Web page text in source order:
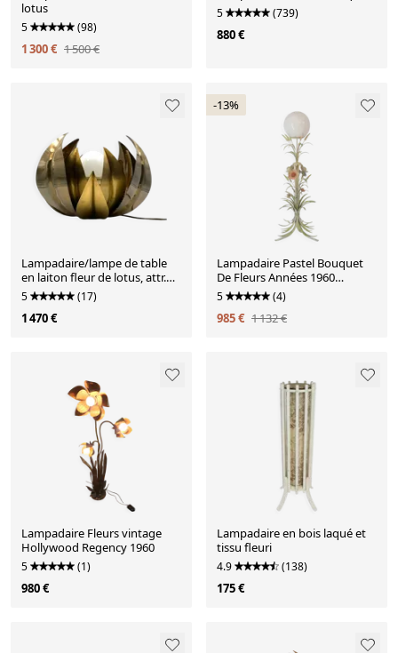
lotus
5 (98)
1 300 € 1 500 €
5 (739)
880 €
Lampadaire/lampe de table
en laiton fleur de lotus, attr.
Bottega Gadda, Italie, 1970
5 (17)
1 470 €
-13%
Lampadaire Pastel Bouquet
De Fleurs Années 1960
Vintage Italien Gerbe De Blé
Midcentury
5 (4)
985 € 1 132 €
Lampadaire Fleurs vintage
Hollywood Regency 1960
5 (1)
980 €
Lampadaire en bois laqué et
tissu fleuri
4.9 (138)
175 €